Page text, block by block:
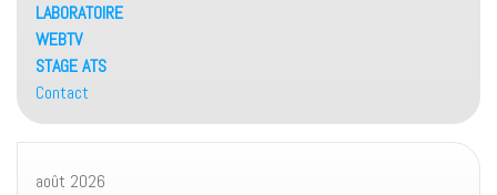
LABORATOIRE
WEBTV
STAGE ATS
Contact
août 2026